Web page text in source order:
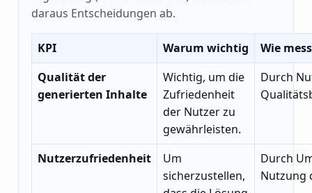
daraus Entscheidungen ab.
KPI Warum wichtig
Wie
Qualität der
generierten Inhalte
Wichtig, um die
Zufriedenheit
der Nutzer zu
gewährleisten.
Durch
Nutzerzufriedenheit
Um
sicherzustellen,
Durch
Nutzung